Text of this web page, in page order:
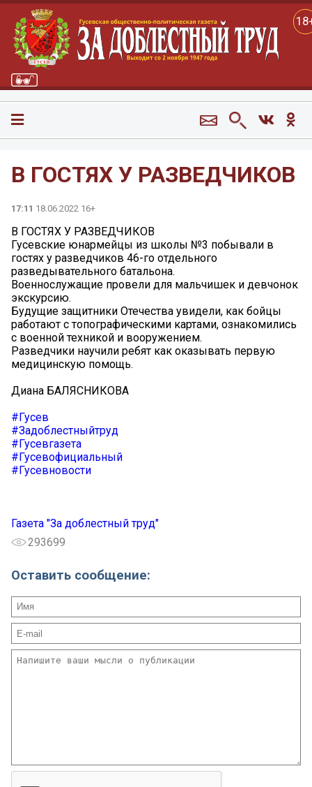
В ГОСТЯХ У РАЗВЕДЧИКОВ
17:11 18.06.2022 16+
В ГОСТЯХ У РАЗВЕДЧИКОВ
Гусевские юнармейцы из школы №3 побывали в
гостях у разведчиков 46-го отдельного
разведывательного батальона.
Военнослужащие провели для мальчишек и девчонок
экскурсию.
Будущие защитники Отечества увидели, как бойцы
работают с топографическими картами, ознакомились
с военной техникой и вооружением.
Разведчики научили ребят как оказывать первую
медицинскую помощь.
Диана БАЛЯСНИКОВА
#Гусев
#Задоблестныйтруд
#Гусевгазета
#Гусевофициальный
#Гусевновости
Газета "За доблестный труд"
293699
Оставить сообщение: